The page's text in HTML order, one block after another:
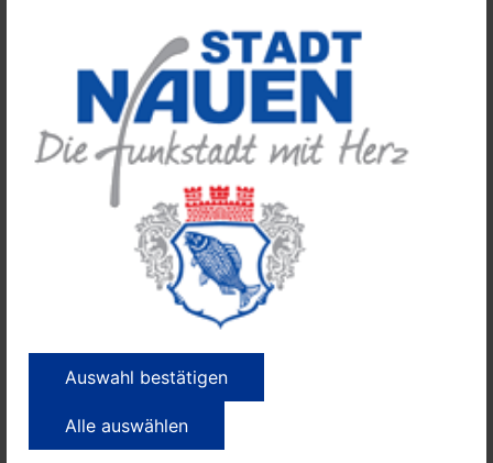
Auswahl bestätigen
Alle auswählen
begleitete und unterstützte die Jungs 2019 darin, ihre
Bedürfnisse in ihrer Stadt zu artikulieren. Dabei
wurden im Team Ideen zu konkreten Plänen erarbeitet
und mit Unterstützung des LKJ Brandenburg und
Unterstützern vor Ort umgesetzt.
Foto: Rosita Lipinsky, Jugendkoordination Stadt
Weitere Informationen und Pressekontakt:
Stadtverwaltung Nauen ● Presse- und
Öffentlichkeitsarbeit ●